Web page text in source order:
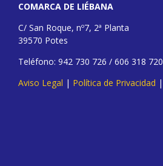
COMARCA DE LIÉBANA
C/ San Roque, nº7, 2ª Planta
39570 Potes
Teléfono: 942 730 726 / 606 318 720
Aviso Legal | Política de Privacidad |